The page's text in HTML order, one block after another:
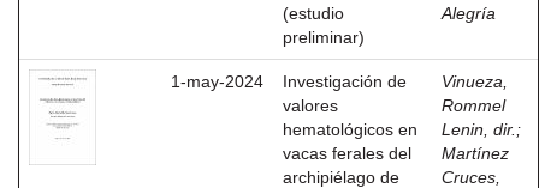
(estudio
preliminar)
Alegría
1-may-2024
Investigación de
valores
hematológicos en
vacas ferales del
archipiélago de
Vinueza,
Rommel
Lenin, dir. ;
Martínez
Cruces,